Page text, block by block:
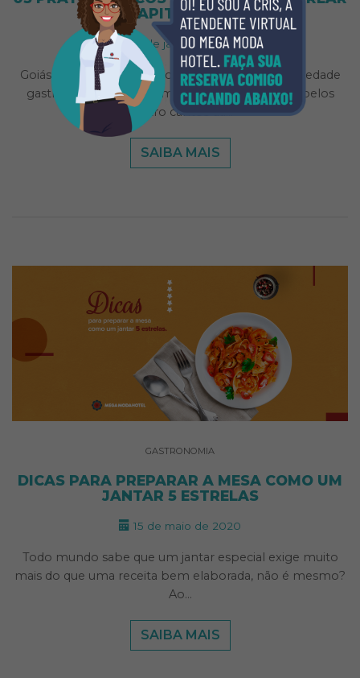
NA CAPITAL GOIANA
26 de janeiro de 2021
Goiás é sem dúvida um dos estados de maior variedade
gastronômica local. Com riquezas que passam pelos
quatro cantos da…
SAIBA MAIS
GASTRONOMIA
DICAS PARA PREPARAR A MESA COMO UM
JANTAR 5 ESTRELAS
15 de maio de 2020
Todo mundo sabe que um jantar especial exige muito
mais do que uma receita bem elaborada, não é mesmo?
Ao…
SAIBA MAIS